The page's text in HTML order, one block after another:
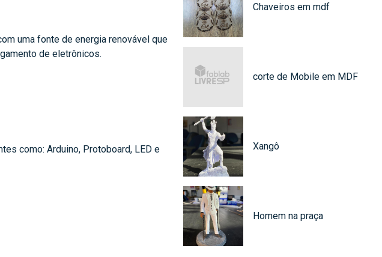
uma fonte de energia renovável que
de eletrônicos.
como: Arduino, Protoboard, LED e
Chaveiros em mdf
corte de Mobile em MDF
Xangô
Homem na praça